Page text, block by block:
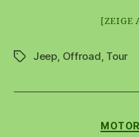
[ZEIGE
Schlagwörter
Jeep Offroad Tour